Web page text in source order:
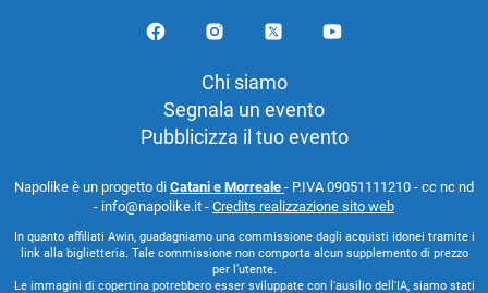
Chi siamo
Segnala un evento
Pubblicizza il tuo evento
Napolike è un progetto di Catani e Morreale - P.IVA 09051111210 - cc nc nd
- info@napolike.it - Credits realizzazione sito web
In quanto affiliati Awin, guadagniamo una commissione dagli acquisti idonei tramite i
link alla biglietteria. Tale commissione non comporta alcun supplemento di prezzo
per l’utente.
Le immagini di copertina potrebbero esser sviluppate con l'ausilio dell'IA, siamo stati